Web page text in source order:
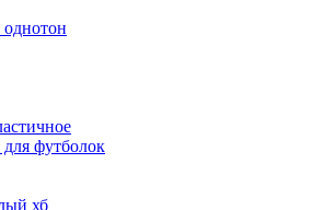
футболок
хб